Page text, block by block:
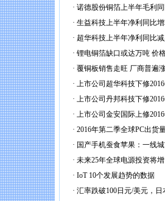
· 诺德股份铜箔上半年毛利
· 生益科技上半年净利同比增
· 超华科技上半年净利同比减
· 锂电铜箔缺口或达万吨 价
· 覆铜板销售走旺 厂商普遍
· 上市公司超华科技下修
· 上市公司丹邦科技下修
· 上市公司金安国际上修
· 2016年第二季全球PC出货
· 国产手机蚕食苹果：一线
· 未来25年全球电源投资将
· IoT 10个发展趋势的数据
· 汇率跌破100日元/美元，